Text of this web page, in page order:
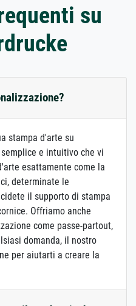
su
stampa d'arte su
e intuitivo che vi
esattamente come la
determinate le
il supporto di stampa
Offriamo anche
come passe-partout,
domanda, il nostro
per aiutarti a creare la